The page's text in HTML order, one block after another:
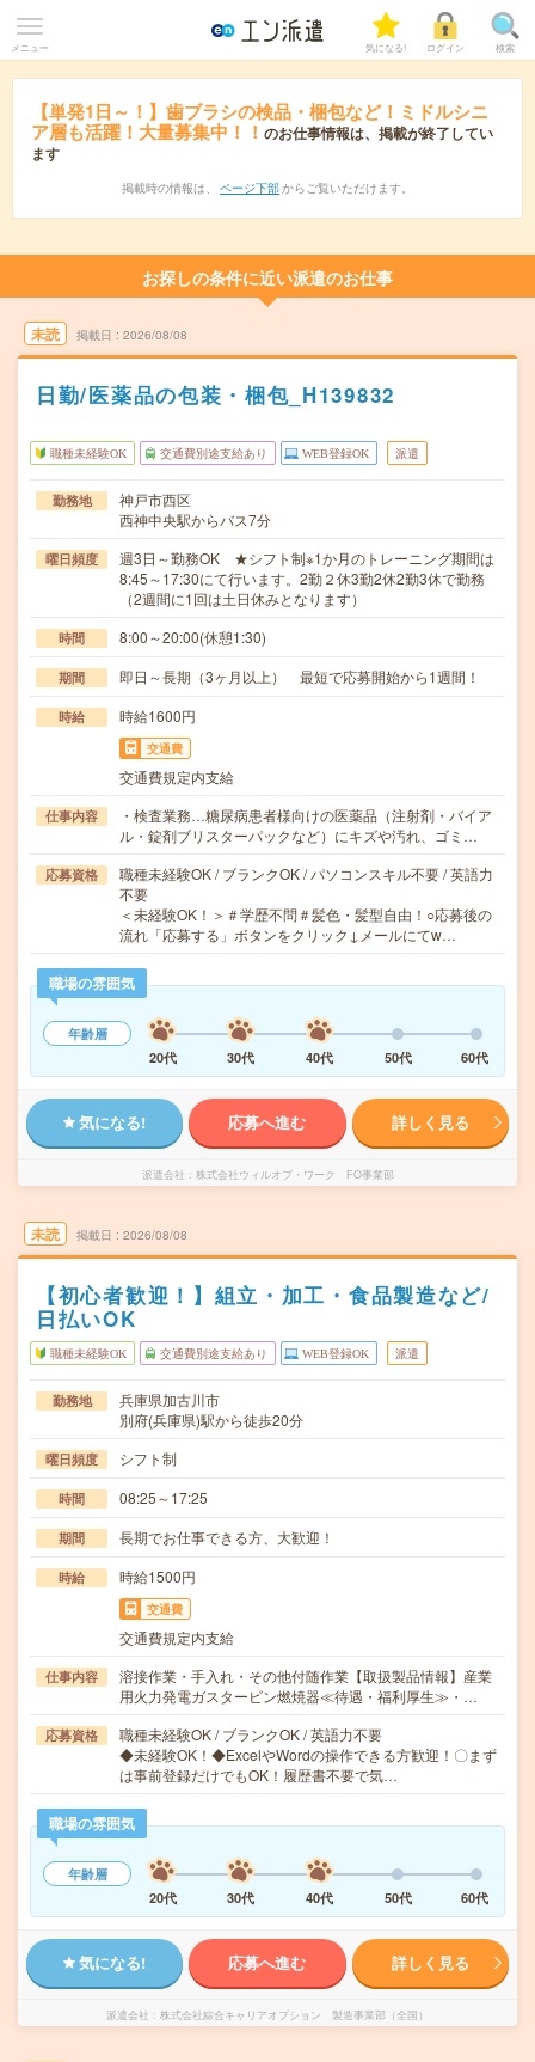
メニュー 気になる! ログイン 検索
【単発1日～！】歯ブラシの検品・梱包など！ミドルシニ
ア層も活躍！大量募集中！！ のお仕事情報は、掲載が終了してい
ます
掲載時の情報は、 ページ下部 からご覧いただけます。
お探しの条件に近い派遣のお仕事
未読 掲載日 2026/08/08
日勤/医薬品の包装・梱包_H139832
職種未経験OK 交通費別途支給あり WEB登録OK 派遣
勤務地
神戸市西区
西神中央駅からバス7分
曜日頻度
週3日～勤務OK ★シフト制※1か月のトレーニング期間は
8:45～17:30にて行います。2勤２休3勤2休2勤3休で勤務
（2週間に1回は土日休みとなります）
時間 8:00～20:00(休憩1:30)
期間 即日～長期（3ヶ月以上） 最短で応募開始から1週間！
時給 時給1600円
交通費
交通費規定内支給
仕事内容
・検査業務…糖尿病患者様向けの医薬品（注射剤・バイア
ル・錠剤ブリスターパックなど）にキズや汚れ、ゴミ…
応募資格
職種未経験OK / ブランクOK / パソコンスキル不要 / 英語力
不要
＜未経験OK！＞＃学歴不問＃髪色・髪型自由！○応募後の
流れ「応募する」ボタンをクリック↓メールにてw…
職場の雰囲気
年齢層
20代
30代 40代 50代 60代
気になる! 応募へ進む 詳しく見る
派遣会社 株式会社ウィルオブ・ワーク FO事業部
未読 掲載日 2026/08/08
【初心者歓迎！】組立・加工・食品製造など/
日払いOK
職種未経験OK 交通費別途支給あり WEB登録OK 派遣
勤務地
兵庫県加古川市
別府(兵庫県)駅から徒歩20分
曜日頻度 シフト制
時間 08:25～17:25
期間 長期でお仕事できる方、大歓迎！
時給 時給1500円
交通費
交通費規定内支給
仕事内容
溶接作業・手入れ・その他付随作業【取扱製品情報】産業
用火力発電ガスタービン燃焼器≪待遇・福利厚生≫・…
応募資格
職種未経験OK / ブランクOK / 英語力不要
◆未経験OK！◆ExcelやWordの操作できる方歓迎！〇まず
は事前登録だけでもOK！履歴書不要で気…
職場の雰囲気
年齢層
20代
30代 40代 50代 60代
気になる! 応募へ進む 詳しく見る
派遣会社 株式会社綜合キャリアオプション 製造事業部（全国）